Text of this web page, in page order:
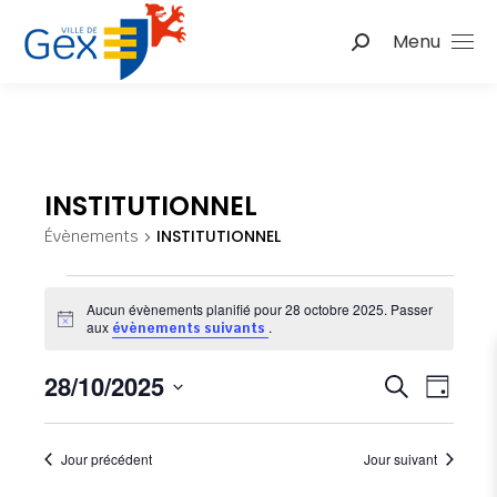
Menu
Recherche
INSTITUTIONNEL
Évènements INSTITUTIONNEL
Évènements
for
28
octobre
Notice
Aucun évènements planifié pour 28 octobre 2025. Passer
aux évènements suivants .
et
Recherche
de
Jour
28/10/2025
Sélectionnez
uneJour précédent Jour suivant